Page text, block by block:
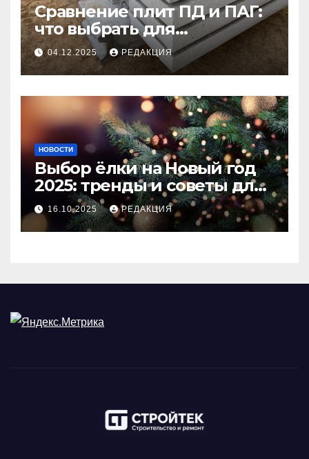
Сравнение плит ПД и ПАГ:
что выбрать для
долговечного и прочного
покрытия
04.12.2025 РЕДАКЦИЯ
НОВОСТИ
Выбор ёлки на Новый год
2025: тренды и советы для
идеального праздника
16.10.2025 РЕДАКЦИЯ